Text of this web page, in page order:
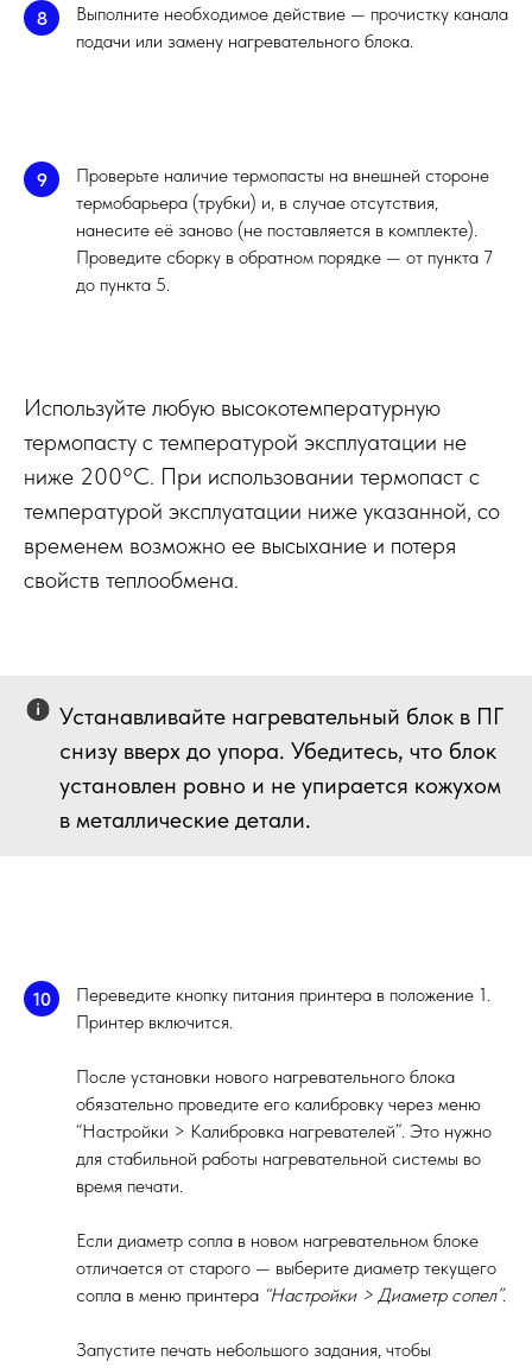
8
Выполните необходимое действие — прочистку канала
подачи или замену нагревательного блока.
9
Проверьте наличие термопасты на внешней стороне
термобарьера (трубки) и, в случае отсутствия,
нанесите её заново (не поставляется в комплекте).
Проведите сборку в обратном порядке — от пункта 7
до пункта 5.
Используйте любую высокотемпературную
термопасту с температурой эксплуатации не
ниже 200°С. При использовании термопаст с
температурой эксплуатации ниже указанной, со
временем возможно ее высыхание и потеря
свойств теплообмена.
Устанавливайте нагревательный блок в ПГ
снизу вверх до упора. Убедитесь, что блок
установлен ровно и не упирается кожухом
в металлические детали.
10
Переведите кнопку питания принтера в положение 1.
Принтер включится.
После установки нового нагревательного блока
обязательно проведите его калибровку через меню
“Настройки > Калибровка нагревателей”. Это нужно
для стабильной работы нагревательной системы во
время печати.
Если диаметр сопла в новом нагревательном блоке
отличается от старого — выберите диаметр текущего
сопла в меню принтера “Настройки > Диаметр сопел”.
Запустите печать небольшого задания, чтобы